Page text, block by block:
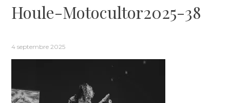
Houle-Motocultor2025-38
4 septembre 2025